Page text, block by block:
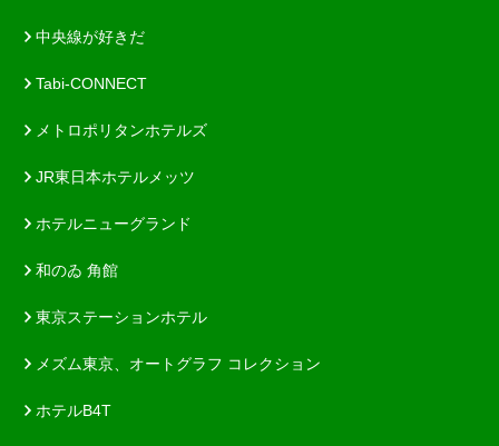
中央線が好きだ
Tabi-CONNECT
メトロポリタンホテルズ
JR東日本ホテルメッツ
ホテルニューグランド
和のゐ 角館
東京ステーションホテル
メズム東京、オートグラフ コレクション
ホテルB4T